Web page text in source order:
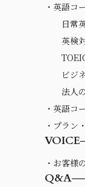
・英語コ
日常
英検
ビジ
法人
・英語コ
・プラン
VOICE
・お客様
Q&A